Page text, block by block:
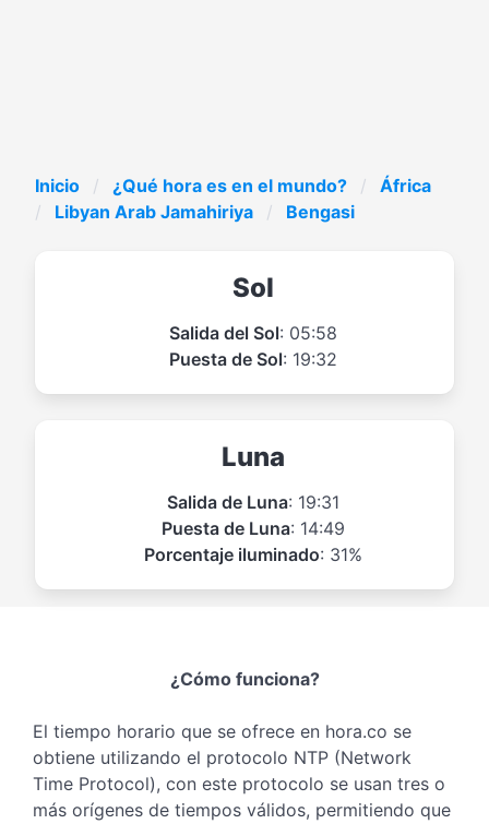
Inicio ¿Qué hora es en el mundo?
África
Libyan Arab Jamahiriya
Bengasi
Sol
Salida del Sol: 05:58
Puesta de Sol: 19:32
Luna
Salida de Luna: 19:31
Puesta de Luna: 14:49
Porcentaje iluminado: 31%
¿Cómo funciona?
El tiempo horario que se ofrece en hora.co se
obtiene utilizando el protocolo NTP (Network
Time Protocol), con este protocolo se usan tres o
más orígenes de tiempos válidos, permitiendo que